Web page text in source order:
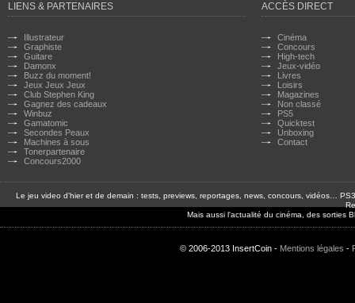
LIENS & PARTENAIRES
Illustrateur
Graphiste
Guitare
Damonx
Buzz du moment!
Jeux Jeux Jeux
Club Stephen King
Gagnez des cadeaux
Winbuz
Gamatomic
Secondes Peaux
Machines à sous
Tonerpartenaire
Concours2000
ACCÈS DIRECT
Cinéma
Concours
High-tech
Jeux-vidéo
Livres
Loisirs
Magazines
Non classé
PS5
Quicktest
Unboxing
Contact
Le jeu video d'hier et de demain : tests, previews, reportages, news, concours, vidéos…
Mais aussi l'actualité du cinéma, des sorties
© 2006-2013 InsertCoin - Mentions légales -